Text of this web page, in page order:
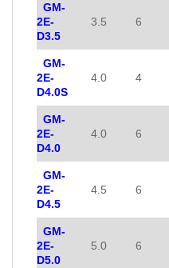
GM-
2E-
D3.5
3.5 6
GM-
2E-
D4.0S
4.0 4
GM-
2E-
D4.0
4.0 6
GM-
2E-
D4.5
4.5 6
GM-
2E-
D5.0
5.0 6